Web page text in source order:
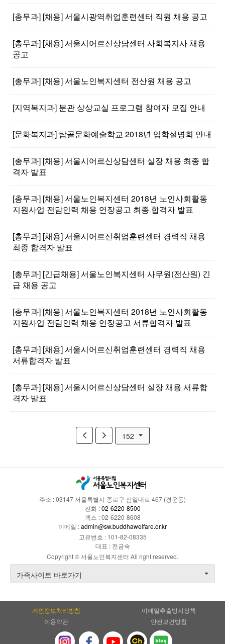
[총무과] [채용] 서울시광역취업훈련센터 직원 채용 공고
[총무과] [채용] 서울시어르신상담센터 사회복지사 채용
공고
[총무과] [채용] 서울노인복지센터 전산원 채용 공고
[지역복지과] 분관 상상교실 프로그램 참여자 모집 안내
[문화복지과] 탑골문화예술학교 2018년 입학설명회 안내
[총무과] [채용] 서울시어르신상담센터 실장 채용 최종 합
격자 발표
[총무과] [채용] 서울노인복지센터 2018년 노인사회활동
지원사업 전담인력 채용 연장공고 최종 합격자 발표
[총무과] [채용] 서울시어르신취업훈련센터 경력직 채용
최종 합격자 발표
[총무과] [긴급채용] 서울노인복지센터 사무원(전산원) 긴
급 채용 공고
[총무과] [채용] 서울노인복지센터 2018년 노인사회활동
지원사업 전담인력 채용 연장공고 서류합격자 발표
[총무과] [채용] 서울시어르신취업훈련센터 경력직 채용
서류합격자 발표
[총무과] [채용] 서울시어르신상담센터 실장 채용 서류합
격자 발표
152
주소 : 03147 서울특별시 종로구 삼일대로 467 (경운동)
전화 :02-6220-8500
팩스 : 02-6220-8608
이메일 :admin@sw.buddhawelfare.or.kr
고유번호 : 101-82-08335
대표 : 전금숙
Copyright © 서울노인복지센터 All right reserved.
가족사이트 바로가기
개인정보처리방침
이메일추출방지정책
이용약관
안전보건방침